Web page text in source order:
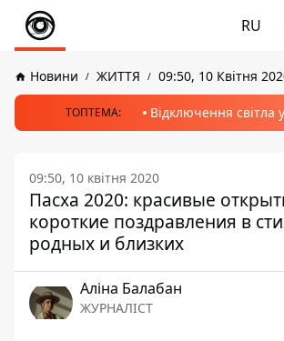
RU
Новини ЖИТТЯ 09:50, 10 Квітня
ТОПТЕМА: Відключення світла
09:50, 10 квітня 2020
Пасха 2020: красивые
короткие поздравления в
родных и близких
Аліна Балабан
ЖУРНАЛІСТ